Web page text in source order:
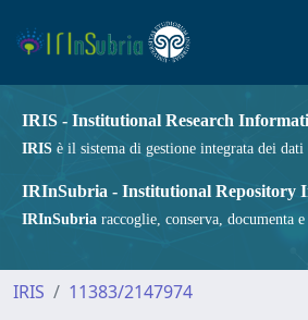
IRIS - Institutional Research
IRIS è il sistema di gestione integrata dei
IRInSubria - Institutional Repository
IRInSubria raccoglie, conserva, documenta
IRIS 11383/2147974